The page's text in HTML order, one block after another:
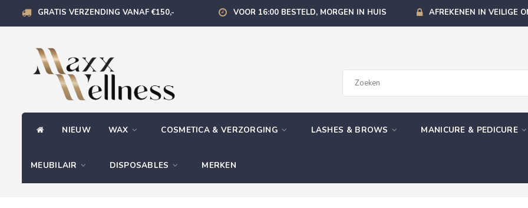
GRATIS VERZENDING VANAF €150,- VOOR 16:00 BESTELD, MORGEN IN HUIS AFREKENEN IN VEILIGE
NIEUW WAX COSMETICA & VERZORGING LASHES & BROWS MANICURE & PEDICURE
MEUBILAIR DISPOSABLES MERKEN